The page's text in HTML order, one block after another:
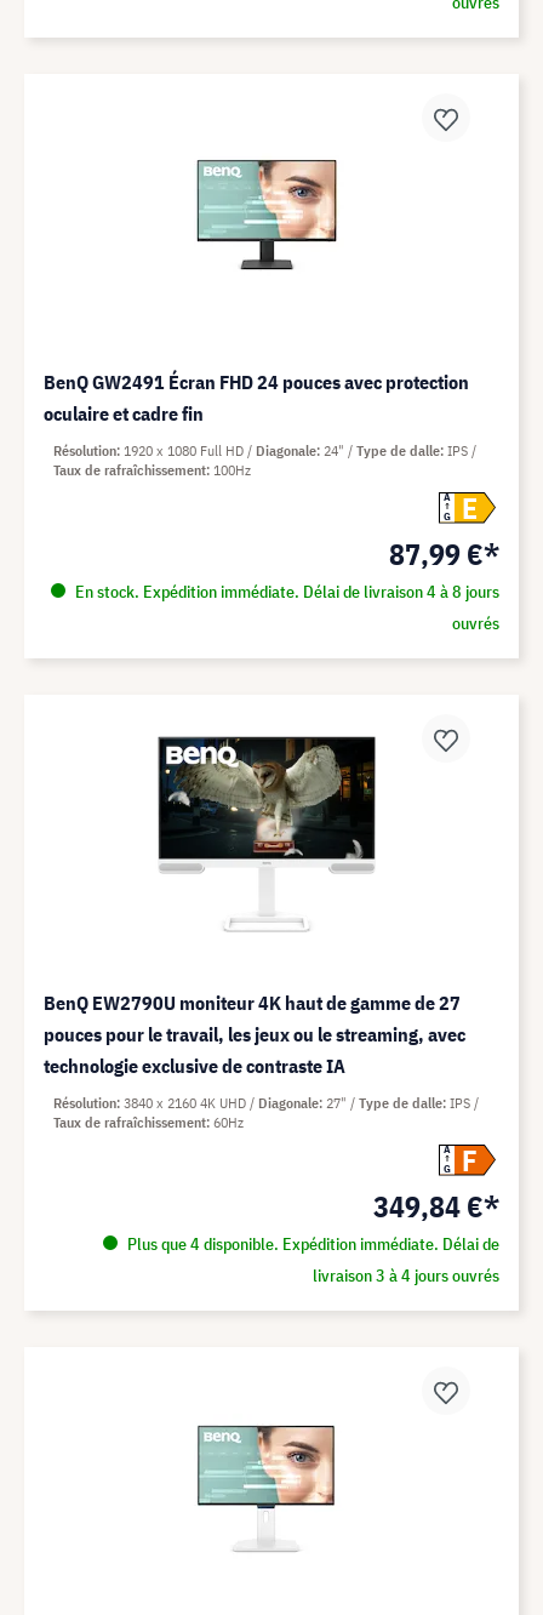
BenQ GW2491 Écran FHD 24 pouces avec protection
oculaire et cadre fin
A
G
E
87,99 €*
En stock. Expédition immédiate. Délai de livraison 4 à 8 jours
ouvrés
Résolution 1920 x 1080 Full HD Diagonale 24" Type de dalle IPS
Taux de rafraîchissement 100Hz
BenQ EW2790U moniteur 4K haut de gamme de 27
pouces pour le travail, les jeux ou le streaming, avec
technologie exclusive de contraste IA
A
G
F
349,84 €*
Plus que 4 disponible. Expédition immédiate. Délai de
livraison 3 à 4 jours ouvrés
Résolution 3840 x 2160 4K UHD Diagonale 27" Type de dalle IPS
Taux de rafraîchissement 60Hz